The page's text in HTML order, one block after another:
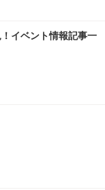
イベント情報記事一